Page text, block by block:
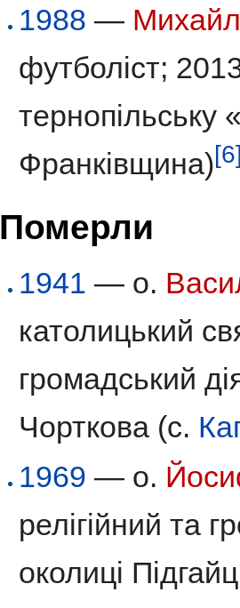
1988 —
футболіст;
тернопільську
Франківщина)
Померли
1941 — о.
католицький
громадський
Чорткова (с.
1969 — о.
релігійний та
околиці